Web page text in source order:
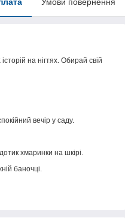
на нігтях. Обирай свій
вечір у саду.
хмаринки на шкірі.
баночці.